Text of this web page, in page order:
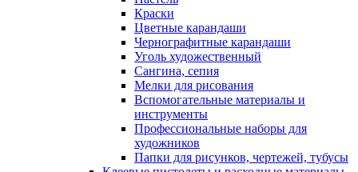
Краски
Цветные карандаши
Чернографитные карандаши
Уголь художественный
Сангина, сепия
Мелки для рисования
Вспомогательные материалы и
инструменты
Профессиональные наборы для
художников
Папки для рисунков, чертежей, тубусы